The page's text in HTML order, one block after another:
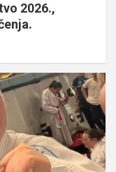
2026.,